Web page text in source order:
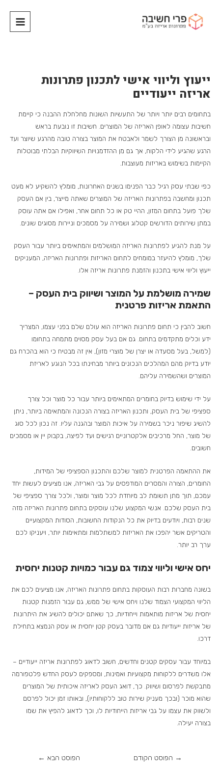
ייעוץ וליווי אישי לתכנון פתרונות
אריזה ייעודיים
בתחומים רבים יותר ויותר של התעשיות השונות מחלחלת ההבנה כי קיימת
חשיבות עצומה לאופן האריזה של המוצרים. חשיבות זו נובעת בראש
ובראשונה מן הצורך לשמר ולאבטח את המוצר בצורה טובה מהרגע שיוצר ועד
הרגע שהגיע לידי הלקוח, אך גם מן ההזדמנויות השיווקיות הבלתי מבוטלות
הקיימות בשימוש באריזות מעוצבות.
כפי שבתי עסק רגיל כבר הפנימו בשנים האחרונות, מומלץ להשקיע לא מעט
תכנון ומחשבה בפתרונות האריזה של המוצרים שאתה מייצר, בין אם העסק
שלך פועל בתחום המזון, ההיי טק או כל תחום אחר, ואפילו אם אתה עוסק
במתן שירותים הדורשים קטלוג ושמירה על מסמכים וניירות מסוגים שונים.
על מנת להגיע לפתרונות האריזה המושלמים והמתאימים ביותר עבור העסק
שלך, מומלץ להיעזר במומחים לתחום האריזות ופתרונות האריזה, המעניקים
ייעוץ וליווי אישי בתכנון והזמנת פתרונות אריזה אלו.
שמירה מושלמת על המוצר ושיווק בית העסק –
התאמת אריזות פרטנית
חשוב להבין כי תחום פתרונות האריזה הוא עולם שלם בפני עצמו, המצריך
ידע וכלים מתקדמים בתחום. גם אם בעל עסק מסוים מתמחה בתחומו
(למשל, בעל מסעדה או יצרן של מוצרי מזון), אין זה מבטיח כי הוא בהכרח גם
יודע בדיוק מהם המהלכים הנכונים ביותר מבחינתו בכל הנוגע לאריזת
המוצרים ושהשמירה עליהם.
על ידי שימוש בדיוק בחומרים המתאימים ביותר עבור כל מוצר וכל צורך
ספציפי של בית העסק, ותכנון האריזה בצורה הנכונה והמתאימה ביותר, ניתן
להשיג שיפור ניכר בשמירה על איכות המוצר ובהגנה עליו. זה נכון לכל סוג
של מוצר, החל מרכיבים אלקטרוניים רגישים ועד לפיצה, בקבוק יין או מסמכים
חשובים.
את ההתאמה הפרטנית למוצר שלכם והתכנון הספציפי של המידות,
החומרים, הצורה והמסרים המודפסים על גבי האריזה, אנו מציעים לעשות יחד
עמכם, תוך מתן תשומת לב מיוחדת לכל מוצר ומוצר, ולכל צורך ספציפי של
בית העסק שלכם. אנשי המקצוע שלנו עוסקים בתחום פתרונות האריזה מזה
שנים רבות, ויודעים בדיוק את כל הנקודות החשובות, הסודות המקצועיים
והטריקים אשר יהפכו את האריזות למשתלמות ומתאימות יותר, ויעניקו לכם
ערך רב יותר.
יחס אישי וליווי צמוד גם עבור כמויות קטנות יחסית
בשונה מחברות רבות העוסקות בתחום פתרונות האריזה, אנו מציעים לכם את
הליווי המקצועי הצמוד שלנו ויחס אישי של ממש, גם עבור הזמנות קטנות
יחסית של אריזות מותאמות וייחודיות, כך שאתם יכולים להשיג את היתרונות
של אריזות ייעודיות גם אם מדובר בעסק קטן יחסית או עסק הנמצא בתחילת
דרכו.
במיוחד עבור עסקים קטנים וחדשים, חשוב לדאוג לפתרונות אריזה ייעודיים –
אלו משדרים ללקוחות מקצועיות ואמינות, ומספקים לעסק החדש פלטפורמה
מתבקשת לפרסום ושיווק. כך, דואג העסק לאריזה איכותית של המוצרים
שהוא מוכר (ובכך מעניק שירות טוב ללקוחותיו), ובאותו זמן יכול לפרסם
ולשווק את עצמו על גבי אריזות הייחודיות לו, וכך לדאוג להפיץ את שמו
בצורה יעילה.
→ הפוסט הקודם הפוסט הבא ←